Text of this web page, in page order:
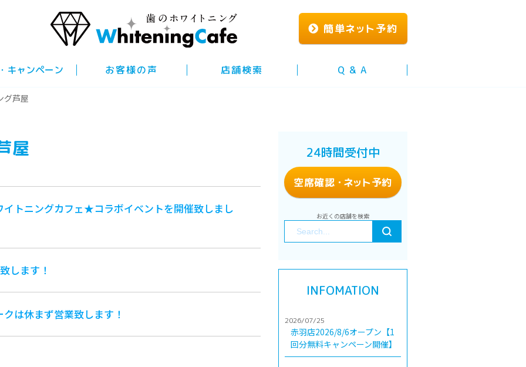
簡単ネッ ト予約
キャンペーン お客様の声 店舗検索 Q & A
グ芦屋
屋
トニングカフェ★コラボイベントを開催致しまし
します！
は休まず営業致します！
24時間受付中
空席確認 ・ネット予約
お近くの店舗を検索
INFOMATION
2026/07/25
赤羽店2026/8/6オープン【1
回分無料キャンペーン開催】